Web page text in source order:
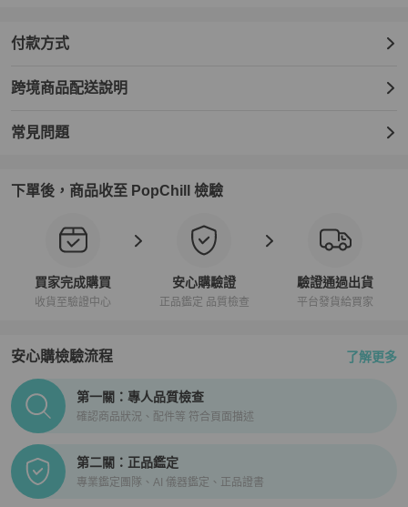
付款方式
跨境商品配送說明
常見問題
下單後，商品收至 PopChill 檢驗
買家完成購買
收貨至驗證中心
安心購驗證
正品鑑定 品質檢查
驗證通過出貨
平台發貨給買家
安心購檢驗流程 了解更多
PopChill拍拍圈正品驗證、安心購檢驗流程介紹
第一關：專人品質檢查
確認商品狀況、配件等 符合頁面描述
第二關：正品鑑定
專業鑑定團隊、AI 儀器鑑定、正品證書